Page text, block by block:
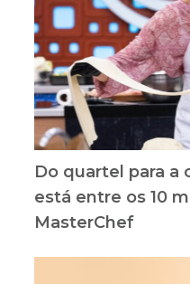
Do quartel para a
está entre os 10
MasterChef